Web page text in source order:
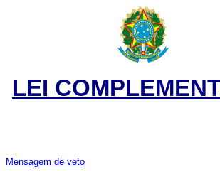
LEI
Mensagem de veto